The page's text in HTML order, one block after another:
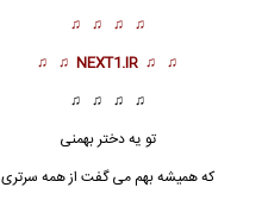
♫ ♫ ♫ ♫
♫ ♫
NEXT1.IR
♫ ♫
♫ ♫ ♫ ♫
تو یه دختر بهمنی
که همیشه بهم می گفت از همه سرتری